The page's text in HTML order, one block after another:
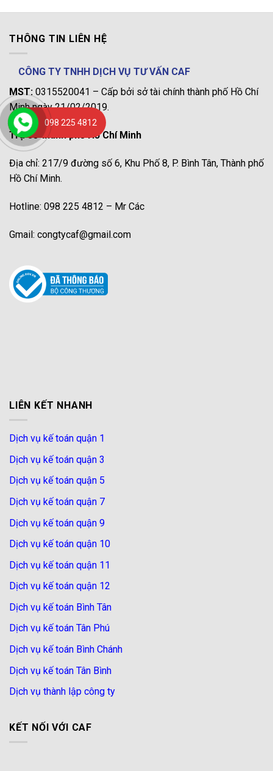
THÔNG TIN LIÊN HỆ
CÔNG TY TNHH DỊCH VỤ TƯ VẤN CAF
MST: 0315520041 – Cấp bởi sở tài chính thành phố Hồ Chí
Minh ngày 21/02/2019.
Trụ sở thành phố Hồ Chí Minh
Địa chỉ: 217/9 đường số 6, Khu Phố 8, P. Bình Tân, Thành phố
Hồ Chí Minh.
Hotline: 098 225 4812 – Mr Các
Gmail: congtycaf@gmail.com
LIÊN KẾT NHANH
Dịch vụ kế toán quận 1
Dịch vụ kế toán quận 3
Dịch vụ kế toán quận 5
Dịch vụ kế toán quận 7
Dịch vụ kế toán quận 9
Dịch vụ kế toán quận 10
Dịch vụ kế toán quận 11
Dịch vụ kế toán quận 12
Dịch vụ kế toán Bình Tân
Dịch vụ kế toán Tân Phú
Dịch vụ kế toán Bình Chánh
Dịch vụ kế toán Tân Bình
Dịch vụ thành lập công ty
KẾT NỐI VỚI CAF
098 225 4812